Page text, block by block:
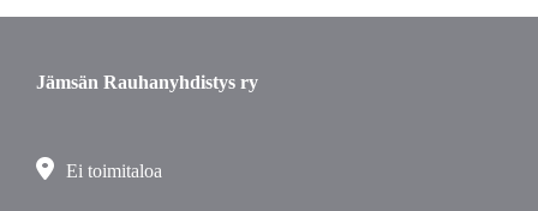
Jämsän Rauhanyhdistys ry
Ei toimitaloa